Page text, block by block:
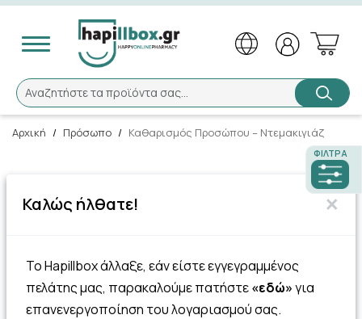
Αναζητήστε τα προϊόντα σας...
Αναζήτηση
Αρχική / Πρόσωπο / Καθαρισμός Προσώπου – Ντεμακιγιάζ
ΦΊΛΤΡΑ
Avene Cleanance Cleansing
13.78€
Καλώς ήλθατε! ×
Το Hapillbox άλλαξε, εάν είστε εγγεγραμμένος
πελάτης μας, παρακαλούμε πατήστε«εδώ»για
επανενεργοποίηση του λογαριασμού σας.